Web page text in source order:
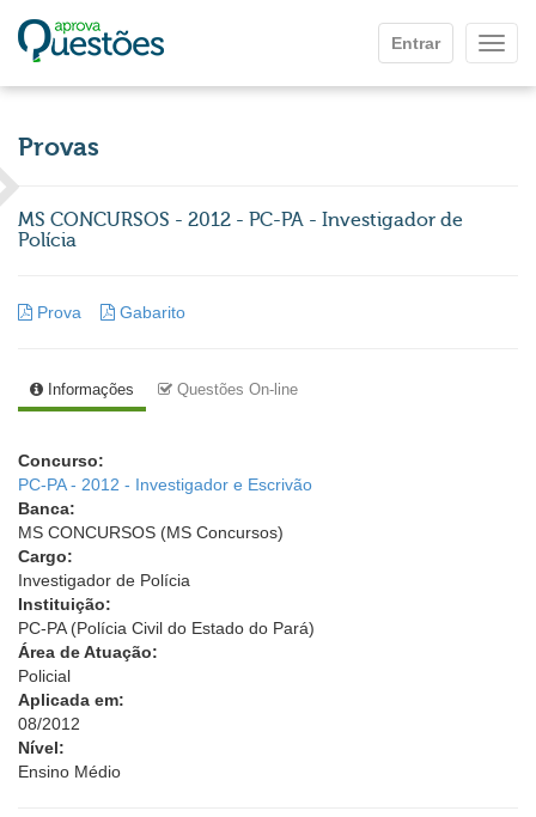
Entrar
Provas
MS CONCURSOS - 2012 - PC-PA - Investigador de
Polícia
Prova Gabarito
Informações Questões On-line
Concurso:
PC-PA - 2012 - Investigador e Escrivão
Banca:
MS CONCURSOS (MS Concursos)
Cargo:
Investigador de Polícia
Instituição:
PC-PA (Polícia Civil do Estado do Pará)
Área de Atuação:
Policial
Aplicada em:
08/2012
Nível:
Ensino Médio